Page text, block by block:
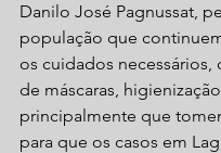
Danilo José Pagnussat,
população que
os cuidados necessários,
de máscaras,
principalmente que
para que os casos em